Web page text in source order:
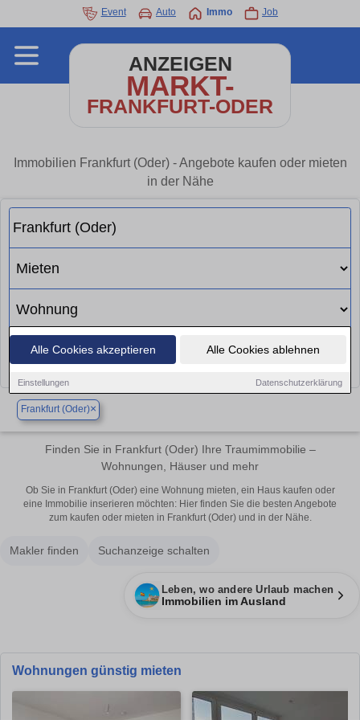
Alle Cookies akzeptieren Alle Cookies ablehnen
Einstellungen Datenschutzerklärung
Event Auto Immo Job
ANZEIGEN
MARKT-
FRANKFURT-ODER
Immobilien Frankfurt (Oder) - Angebote kaufen oder mieten
in der Nähe
Suchen
Frankfurt (Oder)×
Finden Sie in Frankfurt (Oder) Ihre Traumimmobilie –
Wohnungen, Häuser und mehr
Ob Sie in Frankfurt (Oder) eine Wohnung mieten, ein Haus kaufen oder
eine Immobilie inserieren möchten: Hier finden Sie die besten Angebote
zum kaufen oder mieten in Frankfurt (Oder) und in der Nähe.
Makler finden Suchanzeige schalten
Leben, wo andere Urlaub machen
Immobilien im Ausland
Wohnungen günstig mieten